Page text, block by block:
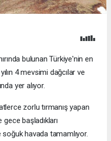
bulunan Türkiye'nin en
4 mevsimi dağcılar ve
yer alıyor.
zorlu tırmanış yapan
gece başladıkları
havada tamamlıyor.